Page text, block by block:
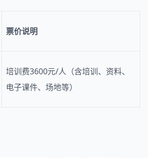
票价说明
培训费3600元/人（含培训、资料、
电子课件、场地等）